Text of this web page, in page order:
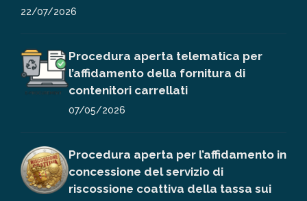
22/07/2026
Procedura aperta telematica per
l’affidamento della fornitura di
contenitori carrellati
07/05/2026
Procedura aperta per l’affidamento in
concessione del servizio di
riscossione coattiva della tassa sui